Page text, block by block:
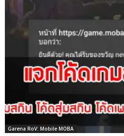
Garena RoV: Mobile MOBA